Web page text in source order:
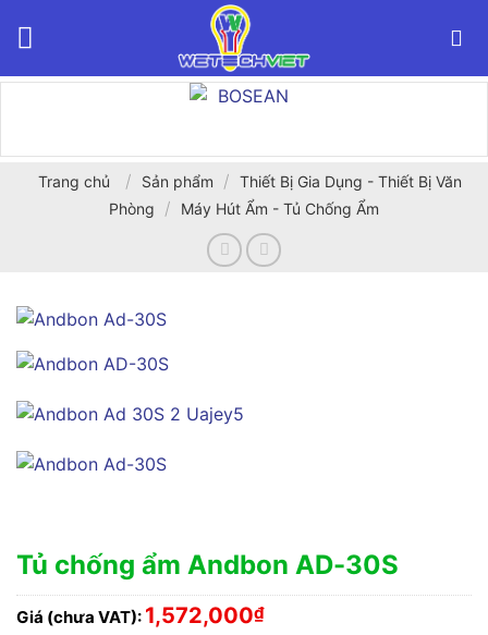
Trang chủ / Sản phẩm / Thiết Bị Gia Dụng - Thiết Bị Văn
Phòng
/ Máy Hút Ẩm - Tủ Chống Ẩm
Tủ chống ẩm Andbon AD-30S
Giá (chưa VAT): 1,572,000₫